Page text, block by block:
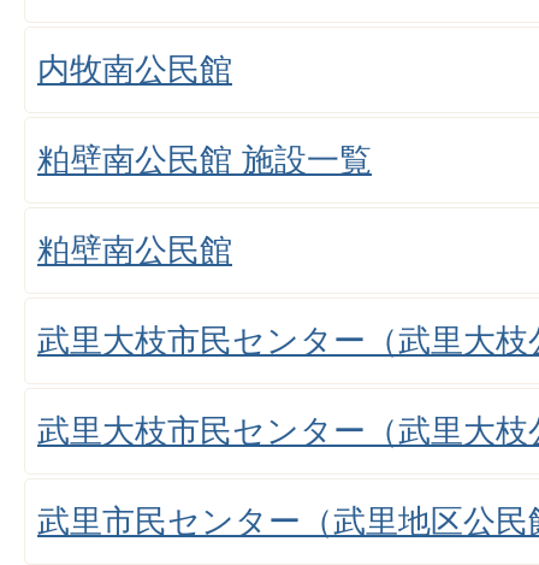
内牧南公民館
粕壁南公民館 施設一覧
粕壁南公民館
武里大枝市民センター（武里大
武里大枝市民センター（武里大枝
武里市民センター（武里地区公民